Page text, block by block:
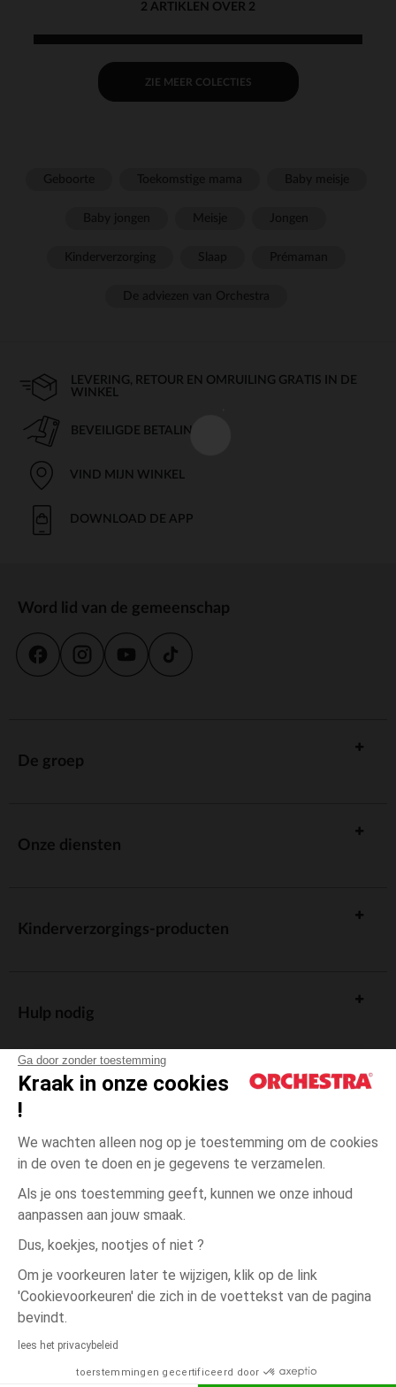
Ga door zonder toestemming
Kraak in onze cookies
!
We wachten alleen nog op je toestemming om de cookies
in de oven te doen en je gegevens te verzamelen.
Als je ons toestemming geeft, kunnen we onze inhoud
aanpassen aan jouw smaak.
Dus, koekjes, nootjes of niet ?
Om je voorkeuren later te wijzigen, klik op de link
'Cookievoorkeuren' die zich in de voettekst van de pagina
bevindt.
lees het privacybeleid
toerstemmingen gecertificeerd door
2 ARTIKLEN OVER 2
ZIE MEER COLECTIES
LEVERING, RETOUR EN OMRUILING GRATIS IN DE
WINKEL
BEVEILIGDE BETALING
VIND MIJN WINKEL
DOWNLOAD DE APP
Word lid van de gemeenschap
De groep
Onze diensten
Kinderverzorgings-producten
Hulp nodig
Algemene verkoopsvoorwaarden
Wettelijke bepalingen
*Commerciële aanbiedingen
Persoonsgegevens
Orchestra houdt zich aan de deontologische code van de Franse Federatie
van de elektronische handel en de verkoop op afstand (FEVAD) en aan het